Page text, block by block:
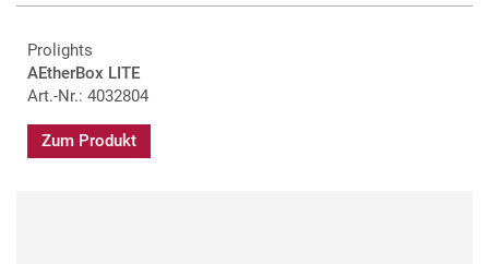
Prolights
AEtherBox LITE
Art.-Nr.: 4032804
Zum Produkt